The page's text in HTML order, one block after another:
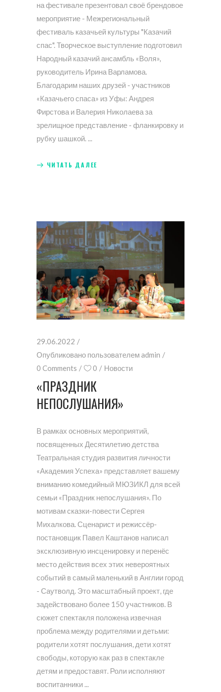
на фестивале презентовал своё брендовое
мероприятие - Межрегиональный
фестиваль казачьей культуры "Казачий
спас". Творческое выступление подготовил
Народный казачий ансамбль «Воля»,
руководитель Ирина Варламова.
Благодарим наших друзей - участников
«Казачьего спаса» из Уфы: Андрея
Фирстова и Валерия Николаева за
зрелищное представление - фланкировку и
рубку шашкой.
ЧИТАТЬ ДАЛЕЕ
29.06.2022
Опубликовано пользователемadmin
0 Comments
0 Новости
«ПРАЗДНИК
НЕПОСЛУШАНИЯ»
В рамках основных мероприятий,
посвященных Десятилетию детства
Театральная студия развития личности
«Академия Успеха» представляет вашему
вниманию комедийный МЮЗИКЛ для всей
семьи «Праздник непослушания». По
мотивам сказки-повести Сергея
Михалкова. Сценарист и режиссёр-
постановщик Павел Каштанов написал
эксклюзивную инсценировку и перенёс
место действия всех этих невероятных
событий в самый маленький в Англии город
- Саутволд. Это масштабный проект, где
задействовано более 150 участников. В
сюжет спектакля положена извечная
проблема между родителями и детьми:
родители хотят послушания, дети хотят
свободы, которую как раз в спектакле
детям и предоставят. Роли исполняют
воспитанники